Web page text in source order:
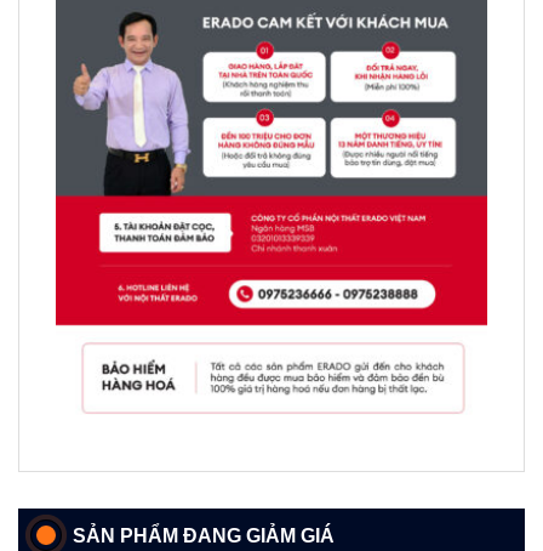
SẢN PHẨM ĐANG GIẢM GIÁ